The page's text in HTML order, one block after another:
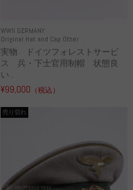
WWII GERMANY
Original Hat and Cap Other
実物 ドイツフォレストサービ
ス 兵・下士官用制帽 状態良
い...
¥99,000 （税込）
売り切れ